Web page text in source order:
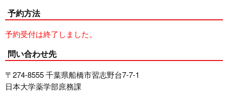
予約方法
予約受付は終了しました。
問い合わせ先
〒274-8555 千葉県船橋市習志野台7-7-1
日本大学薬学部庶務課